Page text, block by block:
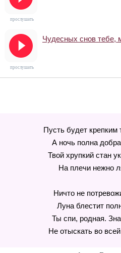
прослушать
Чудесных снов тебе,
прослушать
Пусть будет крепким
А ночь полна
Твой хрупкий стан
На плечи нежно
Ничто не
Луна блестит
Ты спи, родная.
Не отыскать во